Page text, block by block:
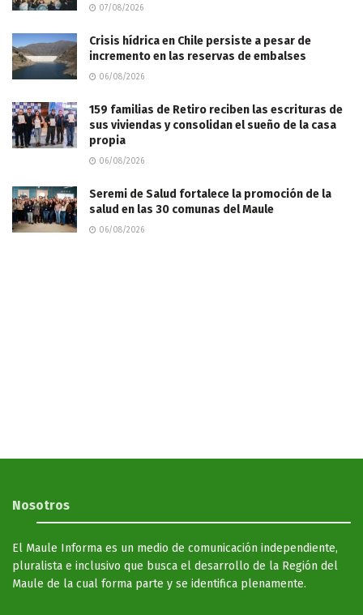
07/08/2026
Crisis hídrica en Chile persiste a pesar de
incremento en las reservas de embalses
06/08/2026
159 familias de Retiro reciben las escrituras de
sus viviendas y consolidan el sueño de la casa
propia
06/08/2026
Seremi de Salud fortalece la promoción de la
salud en las 30 comunas del Maule
06/08/2026
Nosotros
El Maule Informa es un medio de comunicación independiente,
pluralista e inclusivo que busca el desarrollo de la Región del
Maule de la cual forma parte y se identifica plenamente.